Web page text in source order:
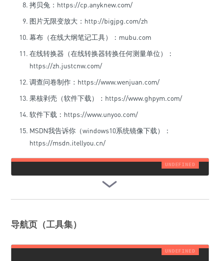
拷贝兔：https://cp.anyknew.com/
图片无限变放大：http://bigjpg.com/zh
幕布（在线大纲笔记工具）：mubu.com
在线转换器（在线转换器转换任何测量单位）：
https://zh.justcnw.com/
调查问卷制作：https://www.wenjuan.com/
果核剥壳（软件下载）：https://www.ghpym.com/
软件下载：https://www.unyoo.com/
MSDN我告诉你（windows10系统镜像下载）：
https://msdn.itellyou.cn/
导航页（工具集）